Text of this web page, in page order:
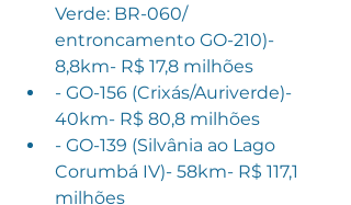
Verde: BR-060/
entroncamento GO-210)-
8,8km- R$ 17,8 milhões
- GO-156 (Crixás/Auriverde)-
40km- R$ 80,8 milhões
- GO-139 (Silvânia ao Lago
Corumbá IV)- 58km- R$ 117,1
milhões